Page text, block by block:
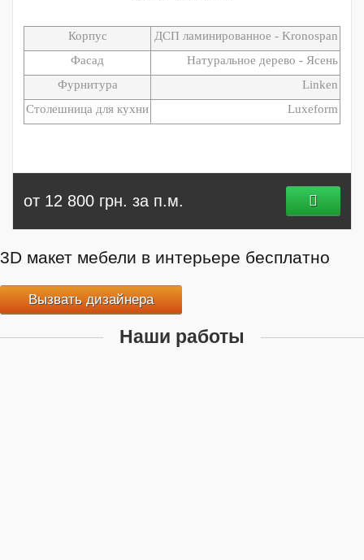
от 12 800 грн. за п.м.
Корпус
ДСП ламинированное - Kronospan
Фасад
Натуральное дерево - Ясень
Фурнитура
Linken
Столешница для кухни
Luxeform
3D макет мебели в интерьере бесплатно
Вызвать дизайнера
Наши работы